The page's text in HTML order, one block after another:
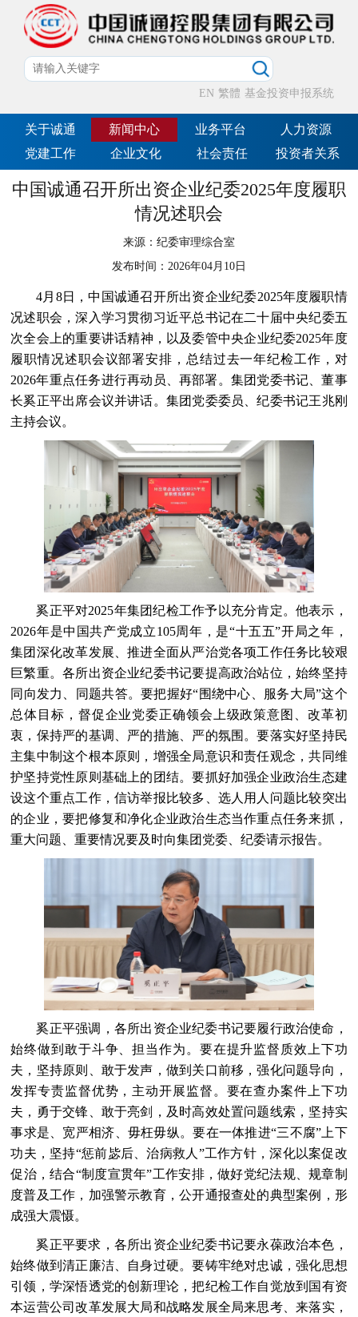
EN 繁體 基金投资申报系统
关于诚通 新闻中心 业务平台
人力资源
党建工作
企业文化 社会责任 投资者关系
中国诚通召开所出资企业纪委2025年度履职
情况述职会
来源： 纪委审理综合室
发布时间： 2026年04月10日
4月8日，中国诚通召开所出资企业纪委2025年度履职情
况述职会，深入学习贯彻习近平总书记在二十届中央纪委五
次全会上的重要讲话精神，以及委管中央企业纪委2025年度
履职情况述职会议部署安排，总结过去一年纪检工作，对
2026年重点任务进行再动员、再部署。集团党委书记、董事
长奚正平出席会议并讲话。集团党委委员、纪委书记王兆刚
主持会议。
奚正平对2025年集团纪检工作予以充分肯定。他表示，
2026年是中国共产党成立105周年，是“十五五”开局之年，
集团深化改革发展、推进全面从严治党各项工作任务比较艰
巨繁重。各所出资企业纪委书记要提高政治站位，始终坚持
同向发力、同题共答。要把握好“围绕中心、服务大局”这个
总体目标，督促企业党委正确领会上级政策意图、改革初
衷，保持严的基调、严的措施、严的氛围。要落实好坚持民
主集中制这个根本原则，增强全局意识和责任观念，共同维
护坚持党性原则基础上的团结。要抓好加强企业政治生态建
设这个重点工作，信访举报比较多、选人用人问题比较突出
的企业，要把修复和净化企业政治生态当作重点任务来抓，
重大问题、重要情况要及时向集团党委、纪委请示报告。
奚正平强调，各所出资企业纪委书记要履行政治使命，
始终做到敢于斗争、担当作为。要在提升监督质效上下功
夫，坚持原则、敢于发声，做到关口前移，强化问题导向，
发挥专责监督优势，主动开展监督。要在查办案件上下功
夫，勇于交锋、敢于亮剑，及时高效处置问题线索，坚持实
事求是、宽严相济、毋枉毋纵。要在一体推进“三不腐”上下
功夫，坚持“惩前毖后、治病救人”工作方针，深化以案促改
促治，结合“制度宣贯年”工作安排，做好党纪法规、规章制
度普及工作，加强警示教育，公开通报查处的典型案例，形
成强大震慑。
奚正平要求，各所出资企业纪委书记要永葆政治本色，
始终做到清正廉洁、自身过硬。要铸牢绝对忠诚，强化思想
引领，学深悟透党的创新理论，把纪检工作自觉放到国有资
本运营公司改革发展大局和战略发展全局来思考、来落实，